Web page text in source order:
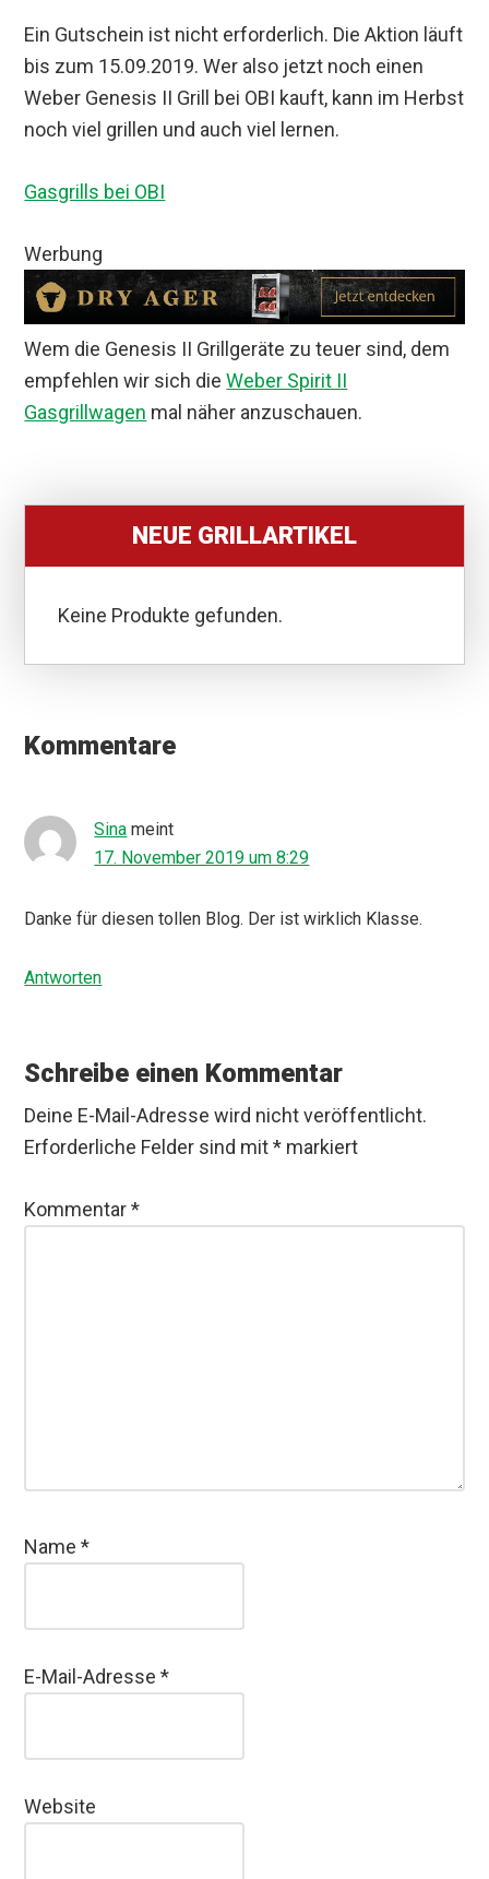
Ein Gutschein ist nicht erforderlich. Die Aktion läuft
bis zum 15.09.2019. Wer also jetzt noch einen
Weber Genesis II Grill bei OBI kauft, kann im Herbst
noch viel grillen und auch viel lernen.
Gasgrills bei OBI
Werbung
Wem die Genesis II Grillgeräte zu teuer sind, dem
empfehlen wir sich dieWeber Spirit II
Gasgrillwagen mal näher anzuschauen.
NEUE GRILLARTIKEL
Keine Produkte gefunden.
Interaktionen
Kommentare
Sina meint
17. November 2019 um 8:29
Danke für diesen tollen Blog. Der ist wirklich Klasse.
Antworten
Schreibe einen Kommentar
Deine E-Mail-Adresse wird nicht veröffentlicht.
Erforderliche Felder sind mit* markiert
Kommentar*
Name*
E-Mail-Adresse*
Website